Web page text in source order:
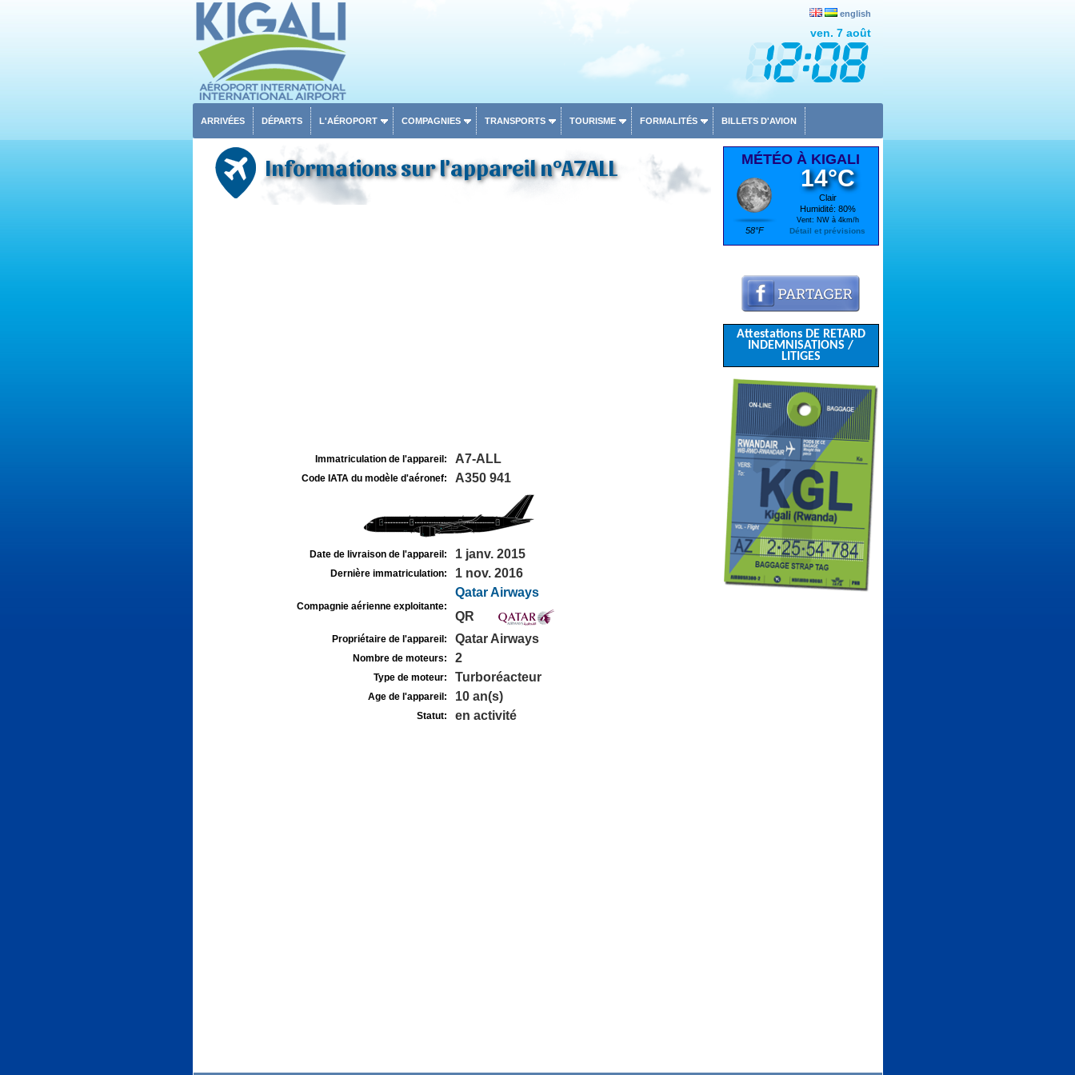
english
ven. 7 août
ARRIVÉES DÉPARTS L'AÉROPORT COMPAGNIES TRANSPORTS TOURISME FORMALITÉS BILLETS D'AVION
Informations sur l'appareil n°A7ALL
Immatriculation de l'appareil: A7-ALL
Code IATA du modèle d'aéronef: A350 941
Date de livraison de l'appareil: 1 janv. 2015
Dernière immatriculation: 1 nov. 2016
Compagnie aérienne exploitante:
Qatar Airways
QR
Propriétaire de l'appareil: Qatar Airways
Nombre de moteurs: 2
Type de moteur: Turboréacteur
Age de l'appareil: 10 an(s)
Statut: en activité
MÉTÉO À KIGALI
58°F
14°C
Clair
Humidité: 80%
Vent: NW à 4km/h
Détail et prévisions
Attestations DE RETARD
INDEMNISATIONS /
LITIGES